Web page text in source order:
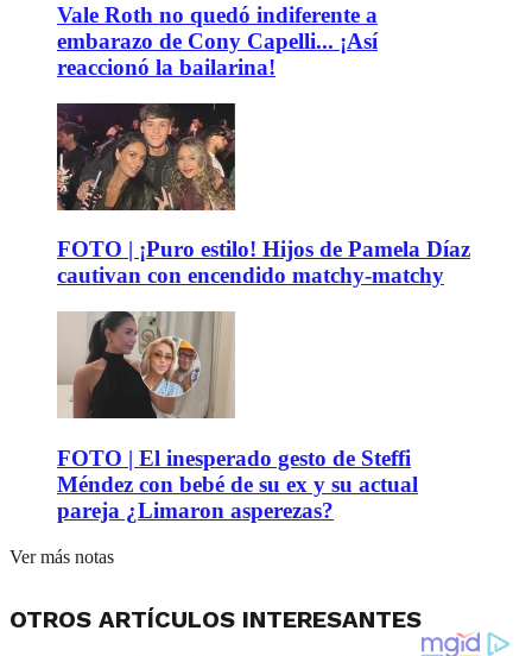
Vale Roth no quedó indiferente a
embarazo de Cony Capelli... ¡Así
reaccionó la bailarina!
FOTO | ¡Puro estilo! Hijos de Pamela Díaz
cautivan con encendido matchy-matchy
FOTO | El inesperado gesto de Steffi
Méndez con bebé de su ex y su actual
pareja ¿Limaron asperezas?
Ver más notas
OTROS ARTÍCULOS INTERESANTES